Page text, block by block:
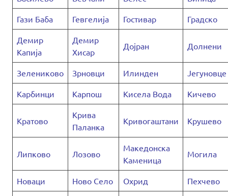
Гази Баба Гевгелија Гостивар Градско
Демир
Капија
Демир
Хисар
Дојран Долнени
Зелениково Зрновци Илинден Јегуновце
Карбинци Карпош Кисела Вода Кичево
Кратово
Крива
Паланка
Кривогаштани Крушево
Липково Лозово
Македонска
Каменица
Могила
Новаци Ново Село Охрид Пехчево